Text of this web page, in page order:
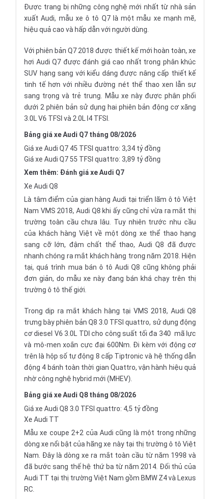
Được trang bị những công nghệ mới nhất từ nhà sản
xuất Audi, mẫu xe ô tô Q7 là một mẫu xe mạnh mẽ,
hiệu quả cao và hấp dẫn với người dùng.
Với phiên bản Q7 2018 được thiết kế mới hoàn toàn, xe
hơi Audi Q7 được đánh giá cao nhất trong phân khúc
SUV hạng sang với kiểu dáng được nâng cấp thiết kế
tinh tế hơn với nhiều đường nét thể thao xen lẫn sự
sang trọng và trẻ trung. Mẫu xe này được phân phối
dưới 2 phiên bản sử dụng hai phiên bản động cơ xăng
3.0L V6 TFSI và 2.0L I4 TFSI.
Bảng giá xe Audi Q7 tháng 08/2026
Giá xe Audi Q7 45 TFSI quattro: 3,34 tỷ đồng
Giá xe Audi Q7 55 TFSI quattro: 3,89 tỷ đồng
Xem thêm: Đánh giá xe Audi Q7
Xe Audi Q8
Là tâm điểm của gian hàng Audi tại triển lãm ô tô Việt
Nam VMS 2018, Audi Q8 khi ấy cũng chỉ vừa ra mắt thị
trường toàn cầu chưa lâu. Tuy nhiên trước nhu cầu
của khách hàng Việt về một dòng xe thể thao hạng
sang cỡ lớn, đậm chất thể thao, Audi Q8 đã được
nhanh chóng ra mắt khách hàng trong năm 2018. Hiện
tại, quá trình mua bán ô tô Audi Q8 cũng không phải
đơn giản, do mẫu xe này đang bán khá chạy trên thị
trường ô tô thế giới.
Trong dịp ra mắt khách hàng tại VMS 2018, Audi Q8
trưng bày phiên bản Q8 3.0 TFSI quattro, sử dụng động
cơ diesel V6 3.0L TDI cho công suất tối đa 340 mã lực
và mô-men xoắn cực đại 600Nm. Đi kèm với động cơ
trên là hộp số tự động 8 cấp Tiptronic và hệ thống dẫn
động 4 bánh toàn thời gian Quattro, vận hành hiệu quả
nhờ công nghệ hybrid mới (MHEV).
Bảng giá xe Audi Q8 tháng 08/2026
Giá xe Audi Q8 3.0 TFSI quattro: 4,5 tỷ đồng
Xe Audi TT
Mẫu xe coupe 2+2 của Audi cũng là một trong những
dòng xe nổi bật của hãng xe này tại thị trường ô tô Việt
Nam. Đây là dòng xe ra mắt toàn cầu từ năm 1998 và
đã bước sang thế hệ thứ ba từ năm 2014. Đối thủ của
Audi TT tại thị trường Việt Nam gồm BMW Z4 và Lexus
RC.